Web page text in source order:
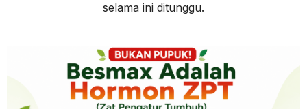
selama ini ditunggu.